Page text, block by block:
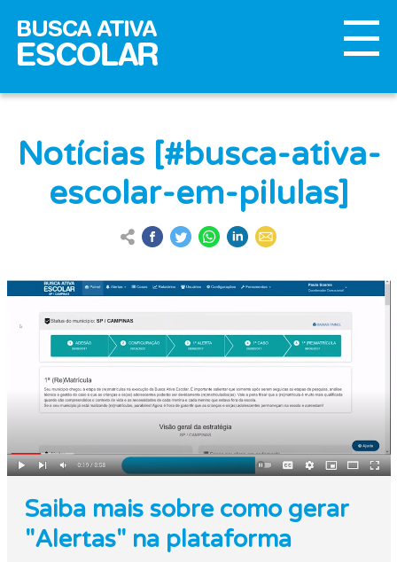
Notícias [#busca-ativa-
escolar-em-pilulas]
Saiba mais sobre como gerar
"Alertas" na plataforma